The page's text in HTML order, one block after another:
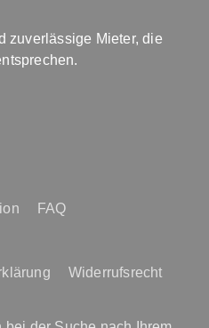
zuverlässige Mieter, die
FAQ
Widerrufsrecht